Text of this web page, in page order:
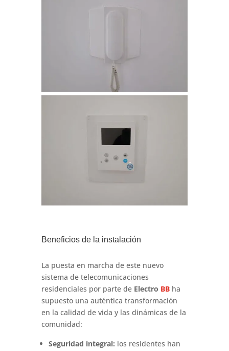
Beneficios de la instalación
La puesta en marcha de este nuevo
sistema de telecomunicaciones
residenciales por parte de Electro BBha
supuesto una auténtica transformación
en la calidad de vida y las dinámicas de la
comunidad:
Seguridad integral: los residentes han